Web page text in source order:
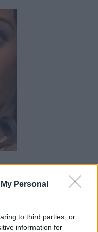
Personal
to third parties, or
information for